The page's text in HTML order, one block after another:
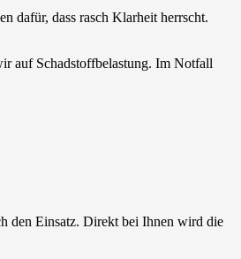
dafür, dass rasch Klarheit herrscht.
auf Schadstoffbelastung. Im Notfall
den Einsatz. Direkt bei Ihnen wird die